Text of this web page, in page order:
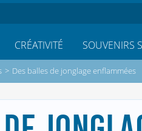
CRÉATIVITÉ SOUVENIRS
> Des balles de jonglage enflammées